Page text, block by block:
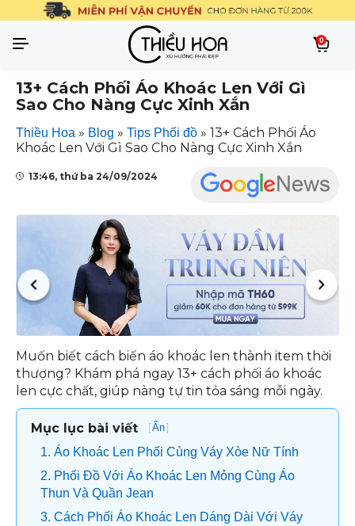
0
13+ Cách Phối Áo Khoác Len Với Gì
Sao Cho Nàng Cực Xinh Xắn
Thiều Hoa » Blog » Tips Phối đồ » 13+ Cách Phối Áo
Khoác Len Với Gì Sao Cho Nàng Cực Xinh Xắn
13:46, thứ ba 24/09/2024
Muốn biết cách biến áo khoác len thành item thời
thượng? Khám phá ngay 13+ cách phối áo khoác
len cực chất, giúp nàng tự tin tỏa sáng mỗi ngày.
Mục lục bài viết [Ẩn]
1. Áo Khoác Len Phối Cùng Váy Xòe Nữ Tính
2. Phối Đồ Với Áo Khoác Len Mỏng Cùng Áo
Thun Và Quần Jean
3. Cách Phối Áo Khoác Len Dáng Dài Với Váy